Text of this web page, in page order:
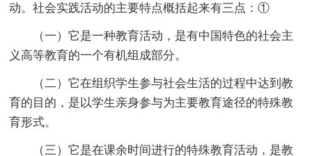
动。社会实践活动的主要特点概括起来有三点：①
（一）它是一种教育活动，是有中国特色的社会主
义高等教育的一个有机组成部分。
（二）它在组织学生参与社会生活的过程中达到教
育的目的，是以学生亲身参与为主要教育途径的特殊教
育形式。
（三）它是在课余时间进行的特殊教育活动，是教